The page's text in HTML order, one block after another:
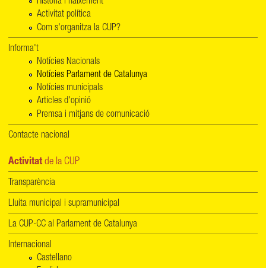
Activitat política
Com s'organitza la CUP?
Informa't
Notícies Nacionals
Notícies Parlament de Catalunya
Notícies municipals
Articles d'opinió
Premsa i mitjans de comunicació
Contacte nacional
Activitat de la CUP
Transparència
Lluita municipal i supramunicipal
La CUP-CC al Parlament de Catalunya
Internacional
Castellano